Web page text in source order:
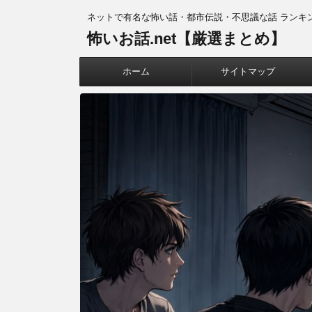
ネットで有名な怖い話・都市伝説・不思議な話 ランキ
怖いお話.net【厳選まとめ】
ホーム サイトマップ